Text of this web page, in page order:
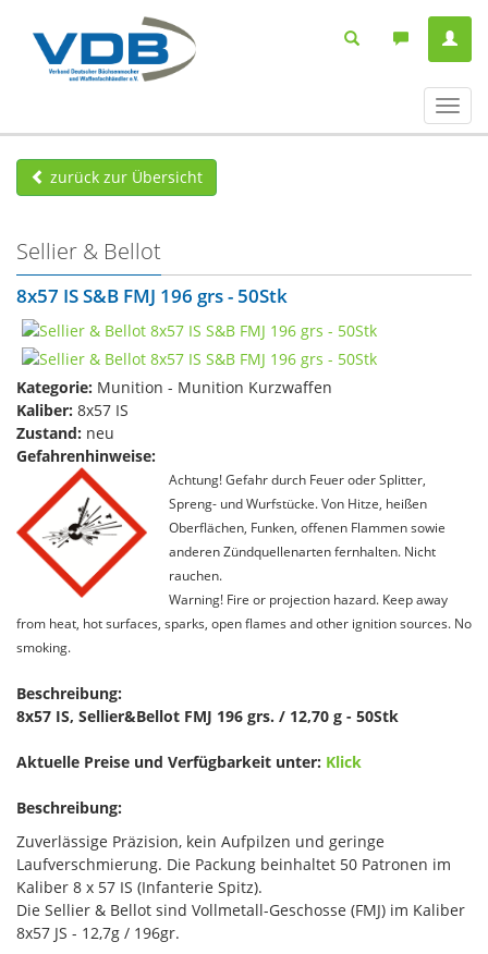
ein-/
zurück zur Übersicht
Sellier & Bellot
8x57 IS S&B FMJ 196 grs - 50Stk
Kategorie: Munition - Munition Kurzwaffen
Kaliber: 8x57 IS
Zustand: neu
Gefahrenhinweise:
Achtung! Gefahr durch Feuer oder Splitter,
Spreng- und Wurfstücke. Von Hitze, heißen
Oberflächen, Funken, offenen Flammen sowie
anderen Zündquellenarten fernhalten. Nicht
rauchen.
Warning! Fire or projection hazard. Keep away
from heat, hot surfaces, sparks, open flames and other ignition sources. No
smoking.
Beschreibung:
8x57 IS, Sellier&Bellot FMJ 196 grs. / 12,70 g - 50Stk
Aktuelle Preise und Verfügbarkeit unter: Klick
Beschreibung:
Zuverlässige Präzision, kein Aufpilzen und geringe
Laufverschmierung. Die Packung beinhaltet 50 Patronen im
Kaliber 8 x 57 IS (Infanterie Spitz).
Die Sellier & Bellot sind Vollmetall-Geschosse (FMJ) im Kaliber
8x57 JS - 12,7g / 196gr.